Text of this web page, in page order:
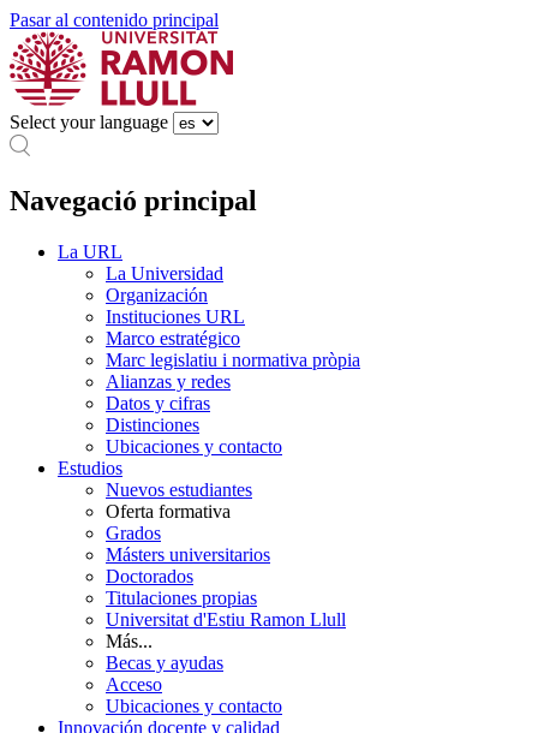
Pasar al contenido principal
Select your language
Navegació principal
La URL
La Universidad
Organización
Instituciones URL
Marco estratégico
Marc legislatiu i normativa pròpia
Alianzas y redes
Datos y cifras
Distinciones
Ubicaciones y contacto
Estudios
Nuevos estudiantes
Oferta formativa
Grados
Másters universitarios
Doctorados
Titulaciones propias
Universitat d'Estiu Ramon Llull
Más...
Becas y ayudas
Acceso
Ubicaciones y contacto
Innovación docente y calidad